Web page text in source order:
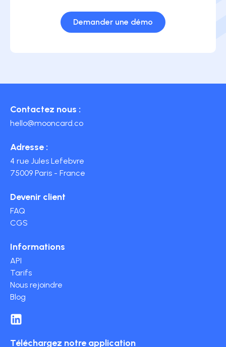
Demander une démo
Contactez nous :
hello@mooncard.co
Adresse :
4 rue Jules Lefebvre
75009 Paris - France
Devenir client
FAQ
CGS
Informations
API
Tarifs
Nous rejoindre
Blog
Téléchargez notre application